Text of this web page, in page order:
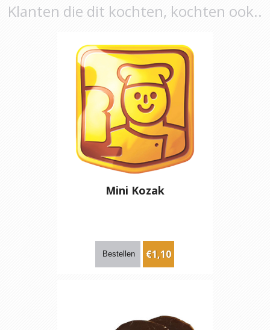
Klanten die dit kochten, kochten ook..
Mini Kozak
€1,10